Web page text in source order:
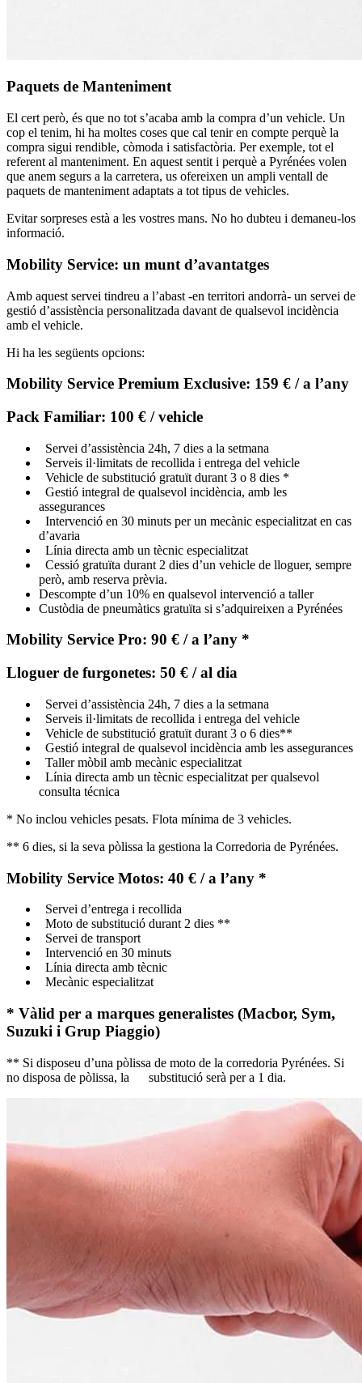
Paquets de Manteniment
El cert però, és que no tot s’acaba amb la compra d’un vehicle. Un
cop el tenim, hi ha moltes coses que cal tenir en compte perquè la
compra sigui rendible, còmoda i satisfactòria. Per exemple, tot el
referent al manteniment. En aquest sentit i perquè a Pyrénées volen
que anem segurs a la carretera, us ofereixen un ampli ventall de
paquets de manteniment adaptats a tot tipus de vehicles.
Evitar sorpreses està a les vostres mans. No ho dubteu i demaneu-los
informació.
Mobility Service: un munt d’avantatges
Amb aquest servei tindreu a l’abast -en territori andorrà- un servei de
gestió d’assistència personalitzada davant de qualsevol incidència
amb el vehicle.
Hi ha les següents opcions:
Mobility Service Premium Exclusive: 159 € / a l’any
Pack Familiar: 100 € / vehicle
Servei d’assistència 24h, 7 dies a la setmana
Serveis il·limitats de recollida i entrega del vehicle
Vehicle de substitució gratuït durant 3 o 8 dies *
Gestió integral de qualsevol incidència, amb les
assegurances
Intervenció en 30 minuts per un mecànic especialitzat en cas
d’avaria
Línia directa amb un tècnic especialitzat
Cessió gratuïta durant 2 dies d’un vehicle de lloguer, sempre
però, amb reserva prèvia.
Descompte d’un 10% en qualsevol intervenció a taller
Custòdia de pneumàtics gratuïta si s’adquireixen a Pyrénées
Mobility Service Pro: 90 € / a l’any *
Lloguer de furgonetes: 50 € / al dia
Servei d’assistència 24h, 7 dies a la setmana
Serveis il·limitats de recollida i entrega del vehicle
Vehicle de substitució gratuït durant 3 o 6 dies**
Gestió integral de qualsevol incidència amb les assegurances
Taller mòbil amb mecànic especialitzat
Línia directa amb un tècnic especialitzat per qualsevol
consulta técnica
* No inclou vehicles pesats. Flota mínima de 3 vehicles.
** 6 dies, si la seva pòlissa la gestiona la Corredoria de Pyrénées.
Mobility Service Motos: 40 € / a l’any *
Servei d’entrega i recollida
Moto de substitució durant 2 dies **
Servei de transport
Intervenció en 30 minuts
Línia directa amb tècnic
Mecànic especialitzat
* Vàlid per a marques generalistes (Macbor, Sym,
Suzuki i Grup Piaggio)
** Si disposeu d’una pòlissa de moto de la corredoria Pyrénées. Si
no disposa de pòlissa, la substitució serà per a 1 dia.